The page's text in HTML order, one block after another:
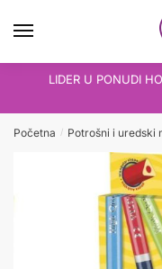
LIDER U PONUDI
Početna / Potrošni i uredski